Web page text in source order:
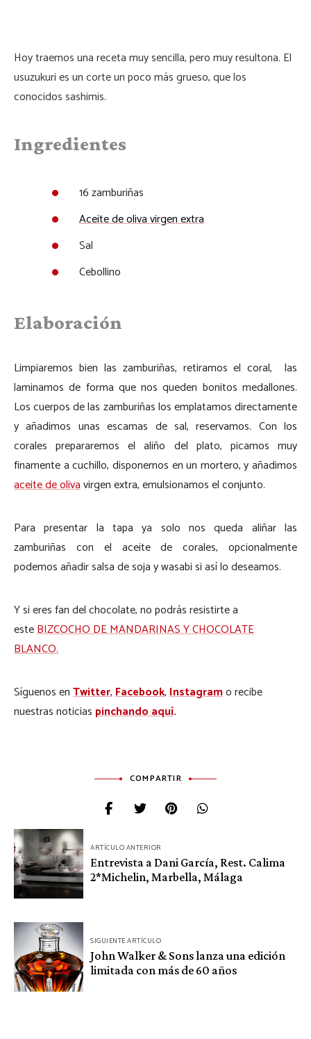
Hoy traemos una receta muy sencilla, pero muy resultona. El
usuzukuri es un corte un poco más grueso, que los
conocidos sashimis.
Ingredientes
16 zamburiñas
Aceite de oliva virgen extra
Sal
Cebollino
Elaboración
Limpiaremos bien las zamburiñas, retiramos el coral, las
laminamos de forma que nos queden bonitos medallones.
Los cuerpos de las zamburiñas los emplatamos directamente
y añadimos unas escamas de sal, reservamos. Con los
corales prepararemos el aliño del plato, picamos muy
finamente a cuchillo, disponemos en un mortero, y añadimos
aceite de olivavirgen extra, emulsionamos el conjunto.
Para presentar la tapa ya solo nos queda aliñar las
zamburiñas con el aceite de corales, opcionalmente
podemos añadir salsa de soja y wasabi si así lo deseamos.
Y si eres fan del chocolate, no podrás resistirte a
esteBIZCOCHO DE MANDARINAS Y CHOCOLATE
BLANCO.
Síguenos enTwitter,Facebook,Instagramo recibe
nuestras noticias pinchando aquí.
COMPARTIR
Navegación
de
entradas
ARTÍCULO ANTERIOR
Entrevista a Dani García, Rest. Calima
2*Michelin, Marbella, Málaga
SIGUIENTE ARTÍCULO
John Walker & Sons lanza una edición
limitada con más de 60 años